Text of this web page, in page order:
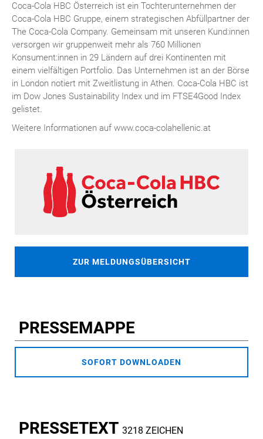
Coca-Cola HBC Österreich ist ein Tochterunternehmen der
Coca-Cola HBC Gruppe, einem strategischen Abfüllpartner der
The Coca-Cola Company. Gemeinsam mit unseren Kund:innen
versorgen wir gruppenweit mehr als 760 Millionen
Konsument:innen in 29 Ländern auf drei Kontinenten mit
einem vielfältigen Portfolio. Das Unternehmen ist an der Börse
in London notiert mit Zweitlistung in Athen. Coca-Cola HBC ist
im Dow Jones Sustainability Index und im FTSE4Good Index
gelistet.
Weitere Informationen auf www.coca-colahellenic.at
ZUR MELDUNGSÜBERSICHT
PRESSEMAPPE
SOFORT DOWNLOADEN
PRESSETEXT 3218 ZEICHEN